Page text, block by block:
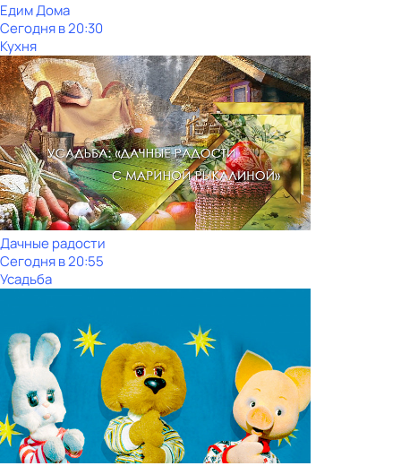
Едим Дома
Сегодня в 20:30
Кухня
Дачные радости
Сегодня в 20:55
Усадьба